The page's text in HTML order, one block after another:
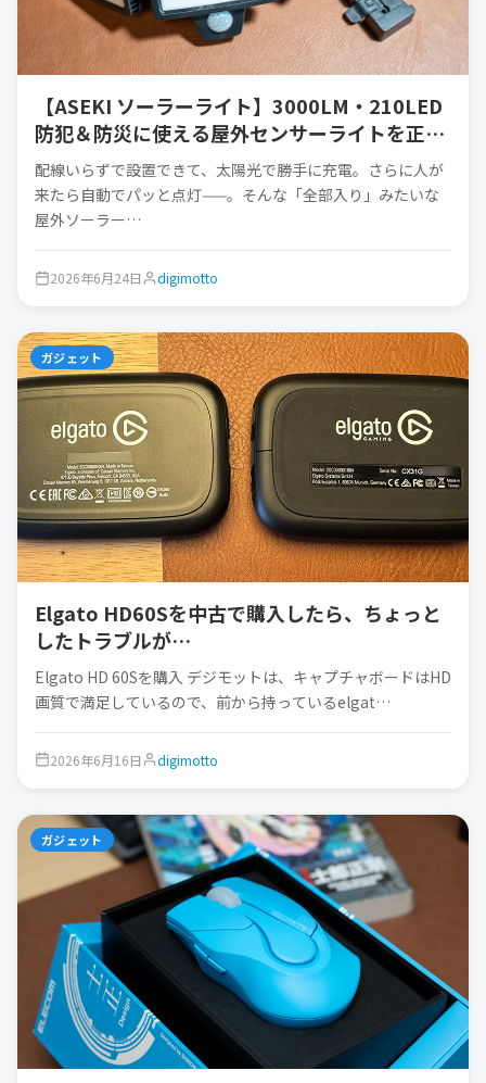
【ASEKI ソーラーライト】3000LM・210LED
防犯＆防災に使える屋外センサーライトを正直
チェック
配線いらずで設置できて、太陽光で勝手に充電。さらに人が
来たら自動でパッと点灯——。そんな「全部入り」みたいな
屋外ソーラー…
2026年6月24日 digimotto
ガジェット
Elgato HD60Sを中古で購入したら、ちょっと
したトラブルが…
Elgato HD 60Sを購入 デジモットは、キャプチャボードはHD
画質で満足しているので、前から持っているelgat…
2026年6月16日 digimotto
ガジェット